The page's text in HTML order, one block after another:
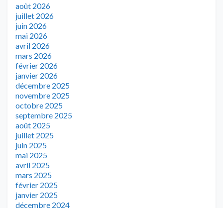
août 2026
juillet 2026
juin 2026
mai 2026
avril 2026
mars 2026
février 2026
janvier 2026
décembre 2025
novembre 2025
octobre 2025
septembre 2025
août 2025
juillet 2025
juin 2025
mai 2025
avril 2025
mars 2025
février 2025
janvier 2025
décembre 2024